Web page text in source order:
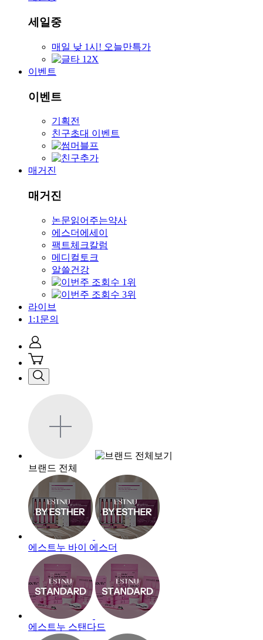
세일중
매일 낮 1시! 오늘만특가
이벤트
이벤트
기획전
친구초대 이벤트
매거진
매거진
논문읽어주는약사
에스더에세이
팩트체크칼럼
메디컬토크
알쓸건강
라이브
1:1문의
브랜드 전체
에스트누 바이 에스더
에스트누 스탠다드